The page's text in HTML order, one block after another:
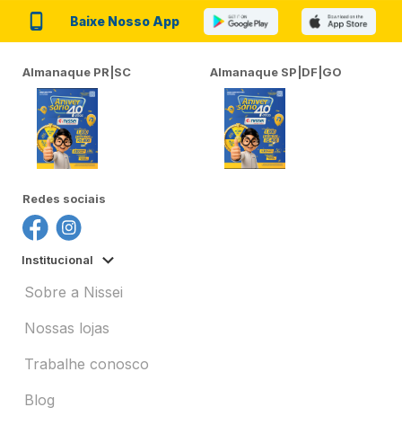
Baixe Nosso App
Almanaque PR|SC Almanaque SP|DF|GO
Redes sociais
Institucional
Sobre a Nissei
Nossas lojas
Trabalhe conosco
Blog